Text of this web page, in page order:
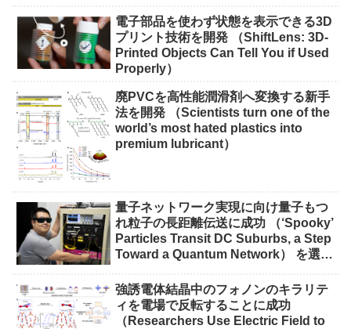
電子部品を使わず状態を表示できる3D
プリント技術を開発 （ShiftLens: 3D-
Printed Objects Can Tell You if Used
Properly）
廃PVCを高性能潤滑剤へ変換する新手
法を開発 （Scientists turn one of the
world’s most hated plastics into
premium lubricant）
量子ネットワーク実現に向け量子もつ
れ粒子の長距離伝送に成功 （‘Spooky’
Particles Transit DC Suburbs, a Step
Toward a Quantum Network） を選択
れ粒子の長距離伝送に成功 （‘Spooky’
Particles Transit DC Suburbs, a Step
Toward a Quantum Network）
強誘電体結晶中のフォノンのキラリテ
ィを電場で反転することに成功
（Researchers Use Electric Field to